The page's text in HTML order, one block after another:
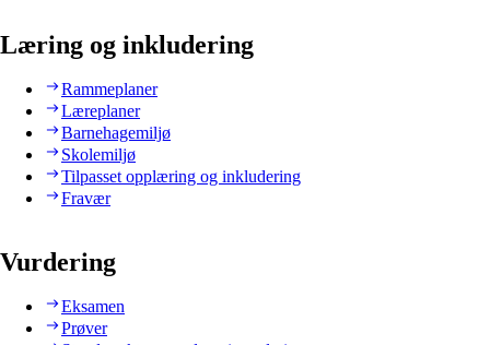
Læring og inkludering
Rammeplaner
Læreplaner
Barnehagemiljø
Skolemiljø
Tilpasset opplæring og inkludering
Fravær
Vurdering
Eksamen
Prøver